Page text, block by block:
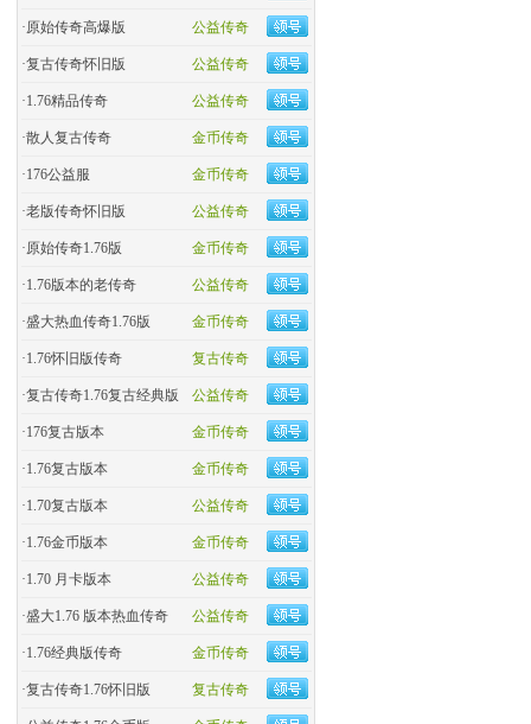
公益传奇
·原始传奇高爆版
公益传奇
·复古传奇怀旧版
公益传奇
·1.76精品传奇
金币传奇
·散人复古传奇
金币传奇
·176公益服
公益传奇
·老版传奇怀旧版
金币传奇
·原始传奇1.76版
公益传奇
·1.76版本的老传奇
金币传奇
·盛大热血传奇1.76版
复古传奇
·1.76怀旧版传奇
公益传奇
·复古传奇1.76复古经典版
金币传奇
·176复古版本
金币传奇
·1.76复古版本
公益传奇
·1.70复古版本
金币传奇
·1.76金币版本
公益传奇
·1.70 月卡版本
公益传奇
·盛大1.76 版本热血传奇
金币传奇
·​1.76经典版传奇
复古传奇
·复古传奇1.76怀旧版